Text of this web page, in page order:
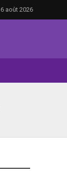
6 août 2026